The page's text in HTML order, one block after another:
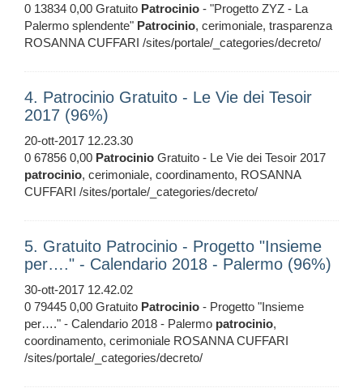
0 13834 0,00 Gratuito Patrocinio - "Progetto ZYZ - La
Palermo splendente" Patrocinio, cerimoniale, trasparenza
ROSANNA CUFFARI /sites/portale/_categories/decreto/
4. Patrocinio Gratuito - Le Vie dei Tesoir
2017 (96%)
20-ott-2017 12.23.30
0 67856 0,00 Patrocinio Gratuito - Le Vie dei Tesoir 2017
patrocinio, cerimoniale, coordinamento, ROSANNA
CUFFARI /sites/portale/_categories/decreto/
5. Gratuito Patrocinio - Progetto "Insieme
per…." - Calendario 2018 - Palermo (96%)
30-ott-2017 12.42.02
0 79445 0,00 Gratuito Patrocinio - Progetto "Insieme
per…." - Calendario 2018 - Palermo patrocinio,
coordinamento, cerimoniale ROSANNA CUFFARI
/sites/portale/_categories/decreto/